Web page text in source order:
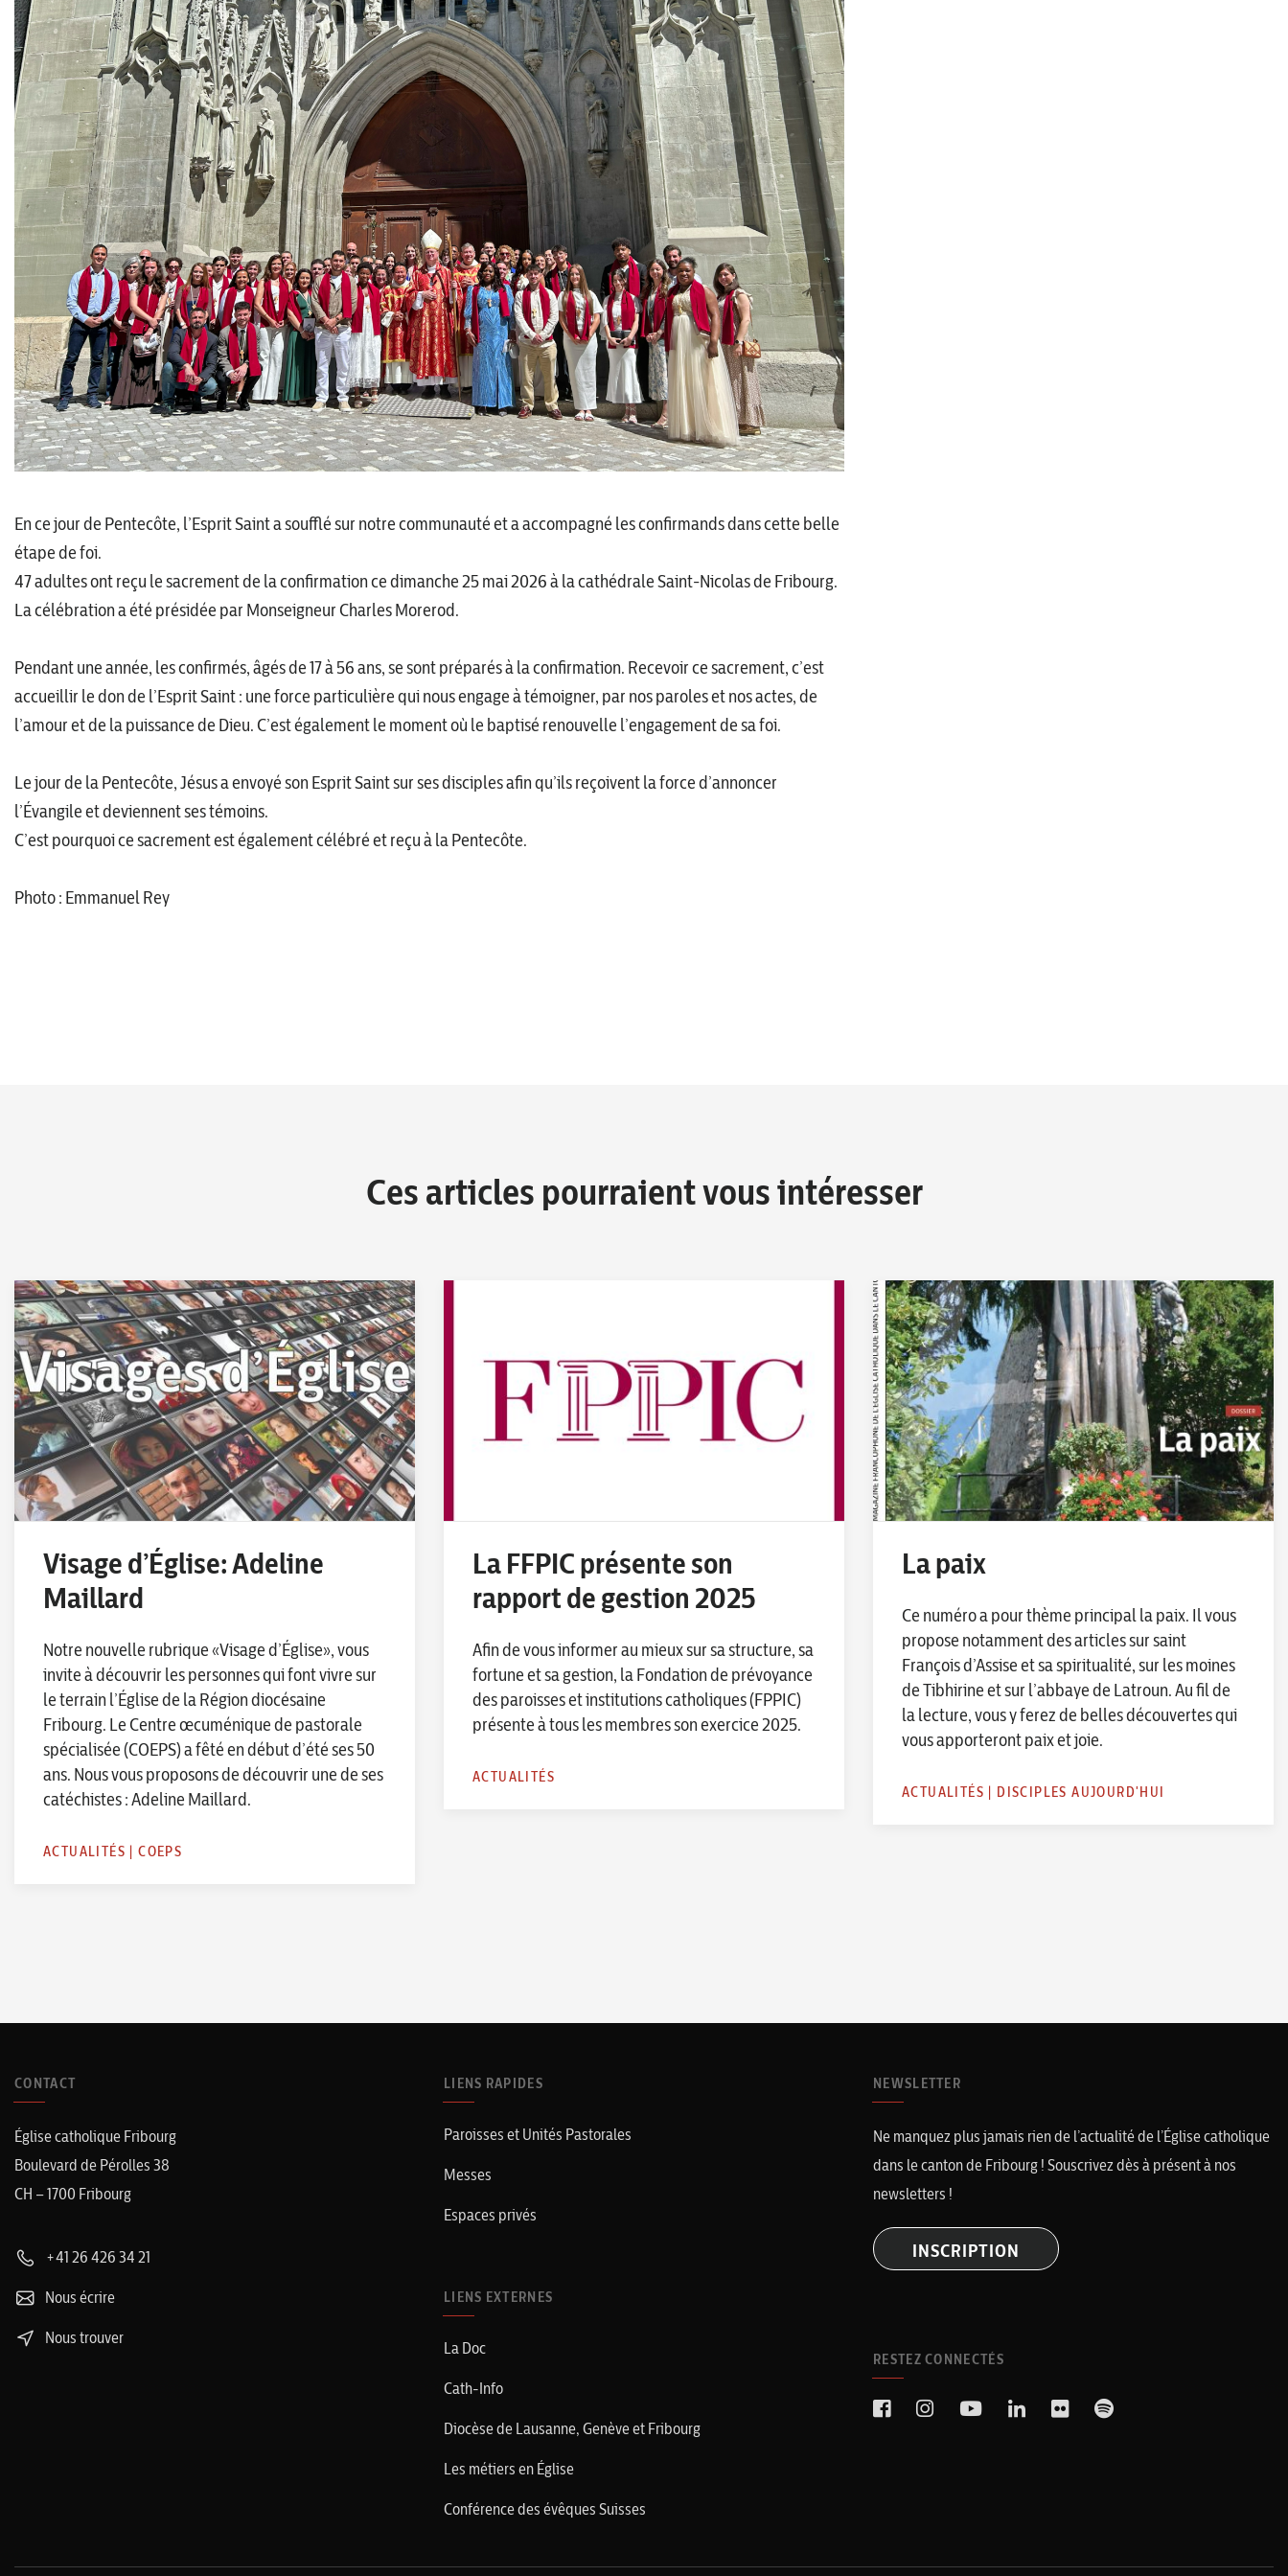
En ce jour de Pentecôte, l’Esprit Saint a soufflé sur notre communauté et a accompagné les confirmands dans cette belle
étape de foi.
47 adultes ont reçu le sacrement de la confirmation ce dimanche 25 mai 2026 à la cathédrale Saint-Nicolas de Fribourg.
La célébration a été présidée par Monseigneur Charles Morerod.
Pendant une année, les confirmés, âgés de 17 à 56 ans, se sont préparés à la confirmation. Recevoir ce sacrement, c’est
accueillir le don de l’Esprit Saint : une force particulière qui nous engage à témoigner, par nos paroles et nos actes, de
l’amour et de la puissance de Dieu. C’est également le moment où le baptisé renouvelle l’engagement de sa foi.
Le jour de la Pentecôte, Jésus a envoyé son Esprit Saint sur ses disciples afin qu’ils reçoivent la force d’annoncer
l’Évangile et deviennent ses témoins.
C’est pourquoi ce sacrement est également célébré et reçu à la Pentecôte.
Photo : Emmanuel Rey
Ces articles pourraient vous intéresser
Visage d’Église: Adeline
Maillard
Notre nouvelle rubrique «Visage d’Église», vous
invite à découvrir les personnes qui font vivre sur
le terrain l’Église de la Région diocésaine
Fribourg. Le Centre œcuménique de pastorale
spécialisée (COEPS) a fêté en début d’été ses 50
ans. Nous vous proposons de découvrir une de ses
catéchistes : Adeline Maillard.
ACTUALITÉS |COEPS
La FFPIC présente son
rapport de gestion 2025
Afin de vous informer au mieux sur sa structure, sa
fortune et sa gestion, la Fondation de prévoyance
des paroisses et institutions catholiques (FPPIC)
présente à tous les membres son exercice 2025.
ACTUALITÉS
La paix
Ce numéro a pour thème principal la paix. Il vous
propose notamment des articles sur saint
François d’Assise et sa spiritualité, sur les moines
de Tibhirine et sur l’abbaye de Latroun. Au fil de
la lecture, vous y ferez de belles découvertes qui
vous apporteront paix et joie.
ACTUALITÉS | DISCIPLES AUJOURD'HUI
CONTACT
Église catholique Fribourg
Boulevard de Pérolles 38
CH – 1700 Fribourg
+41 26 426 34 21
Nous écrire
Nous trouver
LIENS RAPIDES
Paroisses et Unités Pastorales
Messes
Espaces privés
LIENS EXTERNES
La Doc
Cath-Info
Diocèse de Lausanne, Genève et Fribourg
Les métiers en Église
Conférence des évêques Suisses
NEWSLETTER
Ne manquez plus jamais rien de l’actualité de l’Église catholique
dans le canton de Fribourg ! Souscrivez dès à présent à nos
newsletters !
INSCRIPTION
RESTEZ CONNECTÉS